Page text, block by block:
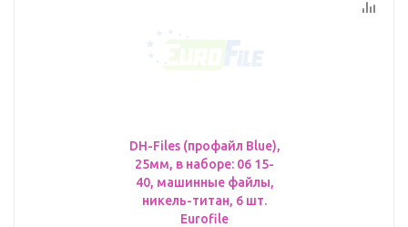
DH-Files (профайл Blue),
25мм, в наборе: 06 15-
40, машинные файлы,
никель-титан, 6 шт.
Eurofile